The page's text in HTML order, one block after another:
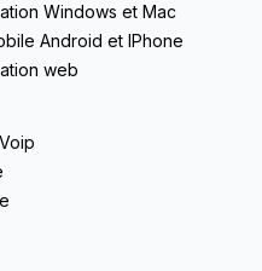
Windows et Mac
Android et IPhone
web